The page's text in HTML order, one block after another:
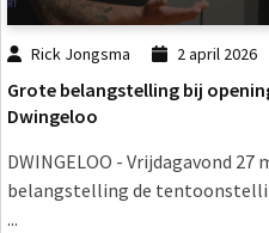
Rick Jongsma 2 april 2026
Grote belangstelling bij
Dwingeloo
DWINGELOO - Vrijdagavond
belangstelling de
...